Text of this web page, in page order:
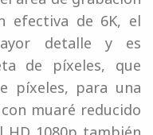
efectiva de 6K, el
detalle y es
de píxeles, que
píxeles, para una
muaré reducido